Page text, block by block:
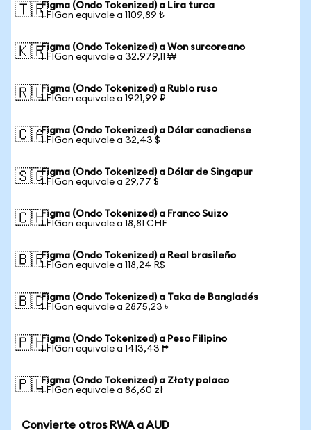
🇹🇷Figma (Ondo Tokenized) a Lira turca
1 FIGon equivale a 1109,89 ₺
🇰🇷Figma (Ondo Tokenized) a Won surcoreano
1 FIGon equivale a 32.979,11 ₩
🇷🇺Figma (Ondo Tokenized) a Rublo ruso
1 FIGon equivale a 1921,99 ₽
🇨🇦Figma (Ondo Tokenized) a Dólar canadiense
1 FIGon equivale a 32,43 $
🇸🇬Figma (Ondo Tokenized) a Dólar de Singapur
1 FIGon equivale a 29,77 $
🇨🇭Figma (Ondo Tokenized) a Franco Suizo
1 FIGon equivale a 18,81 CHF
🇧🇷Figma (Ondo Tokenized) a Real brasileño
1 FIGon equivale a 118,24 R$
🇧🇩Figma (Ondo Tokenized) a Taka de Bangladés
1 FIGon equivale a 2875,23 ৳
🇵🇭Figma (Ondo Tokenized) a Peso Filipino
1 FIGon equivale a 1413,43 ₱
🇵🇱Figma (Ondo Tokenized) a Złoty polaco
1 FIGon equivale a 86,60 zł
Convierte otros RWA a AUD